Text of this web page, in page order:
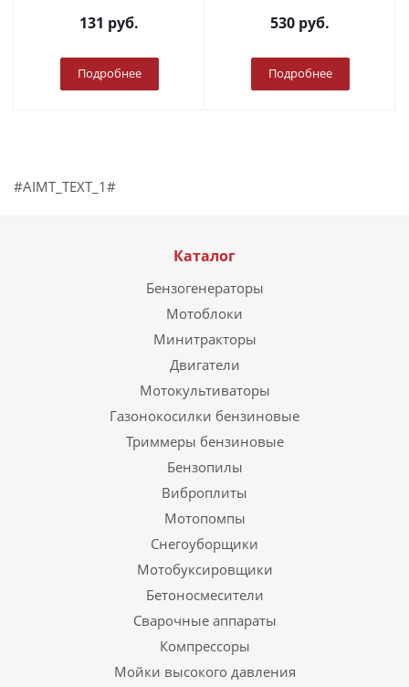
131 руб.
Подробнее
530 руб.
Подробнее
#AIMT_TEXT_1#
Каталог
Бензогенераторы
Мотоблоки
Минитракторы
Двигатели
Мотокультиваторы
Газонокосилки бензиновые
Триммеры бензиновые
Бензопилы
Виброплиты
Мотопомпы
Снегоуборщики
Мотобуксировщики
Бетоносмесители
Сварочные аппараты
Компрессоры
Мойки высокого давления